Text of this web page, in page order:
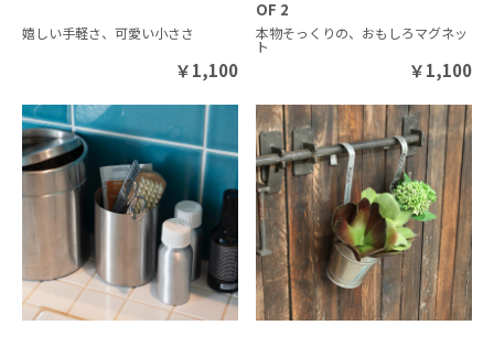
嬉しい手軽さ、可愛い小ささ
￥1,100
OF 2
本物そっくりの、おもしろマグネッ
ト
￥1,100